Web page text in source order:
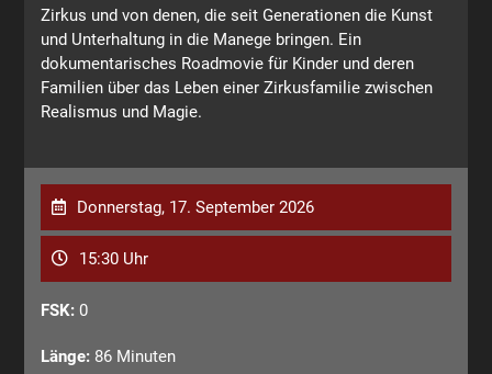
Zirkus und von denen, die seit Generationen die Kunst
und Unterhaltung in die Manege bringen. Ein
dokumentarisches Roadmovie für Kinder und deren
Familien über das Leben einer Zirkusfamilie zwischen
Realismus und Magie.
Donnerstag, 17. September 2026
15:30 Uhr
FSK: 0
Länge: 86 Minuten